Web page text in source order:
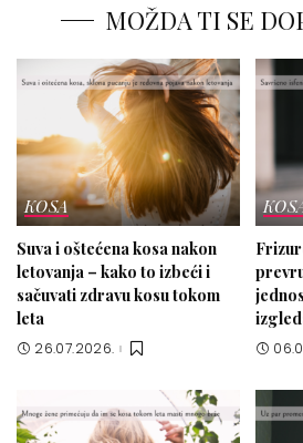
MOŽDA TI SE
KOSA
Suva i oštećena kosa nakon
letovanja – kako to izbeći i
sačuvati zdravu kosu tokom
leta
26.07.2026.